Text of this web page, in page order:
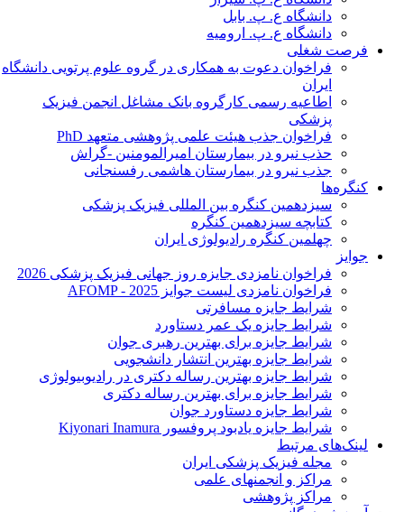
دانشگاه ع. پ. بابل
دانشگاه ع. پ. ارومیه
فرصت شغلی
فراخوان دعوت به همکاری در گروه علوم پرتویی دانشگاه
ایران
اطاعیه رسمی کارگروه بانک مشاغل انجمن فیزیک
پزشکی
فراخوان جذب هیئت علمی پژوهشی متعهد PhD
حذب نیرو در بیمارستان امیرالمومنین -گراش
جذب نیرو در بیمارستان هاشمی رفسنجانی
کنگره‌ها
سیزدهمین کنگره بین المللی فیزیک پزشکی
کتابچه سیزدهمین کنگره
چهلمین کنگره رادیولوژی ایران
جوایز
فراخوان نامزدی جایزه روز جهانی فیزیک پزشکی 2026
فراخوان نامزدی لیست جوایز AFOMP - 2025
شرایط جایزه مسافرتی
شرایط جایزه یک عمر دستاورد
شرایط جایزه برای بهترین رهبری جوان
شرایط جایزه بهترین انتشار دانشجویی
شرایط جایزه بهترین رساله دکتری در رادیوبیولوژی
شرایط جایزه برای بهترین رساله دکتری
شرایط جایزه دستاورد جوان
شرایط جایزه یادبود پروفسور Kiyonari Inamura
لینک‌های مرتبط
مجله فیزیک پزشکی ایران
مراکز و انجمنهای علمی
مراکز پژوهشی